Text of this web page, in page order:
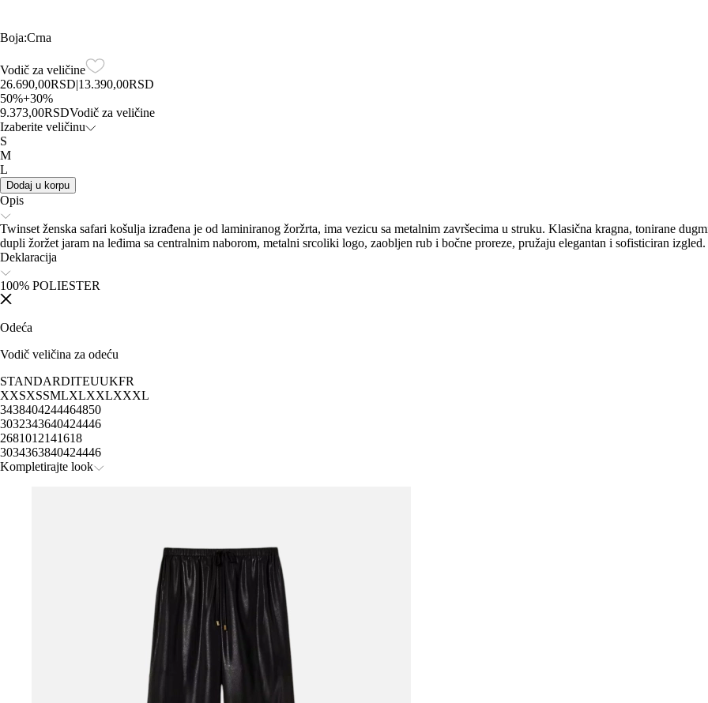
Boja:Crna
Vodič za veličine
26.690,00RSD|13.390,00RSD
50%+30%
9.373,00RSDVodič za veličine
Izaberite veličinu
S
M
L
Dodaj u korpu
Opis
Twinset ženska safari košulja izrađena je od laminiranog žoržrta, ima vezicu sa metalnim završecima u struku. Klasična kragna, tonirane
dupli žoržet jaram na leđima sa centralnim naborom, metalni srcoliki logo, zaobljen rub i bočne proreze, pružaju elegantan i sofisticiran izgled.
Deklaracija
100% POLIESTER
Odeća
Vodič veličina za odeću
STANDARDITEUUKFR
XXSXSSMLXLXXLXXXL
3438404244464850
3032343640424446
2681012141618
3034363840424446
Kompletirajte look